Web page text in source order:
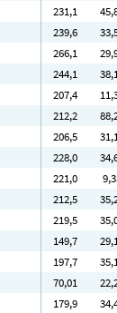
231,1 45
239,6 33
266,1 29
244,1 38
207,4 11
212,2 88
206,5 31
228,0 34
221,0 9
212,5 35
219,5 35
149,7 29
197,7 35
70,01 22
179,9 34